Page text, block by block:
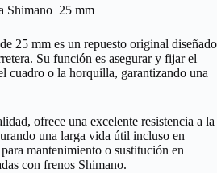
Shimano 25 mm
25 mm es un repuesto original diseñado
Su función es asegurar y fijar el
cuadro o la horquilla, garantizando una
ofrece una excelente resistencia a la
una larga vida útil incluso en
mantenimiento o sustitución en
con frenos Shimano.